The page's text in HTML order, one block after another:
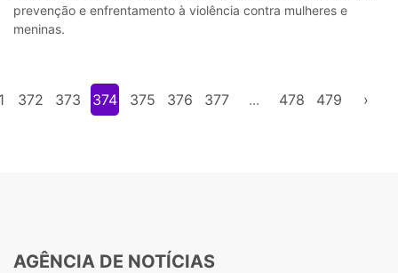
prevenção e enfrentamento à violência contra mulheres e
meninas.
372 373 374 375 376 377 ... 478 479 ›
AGÊNCIA DE NOTÍCIAS